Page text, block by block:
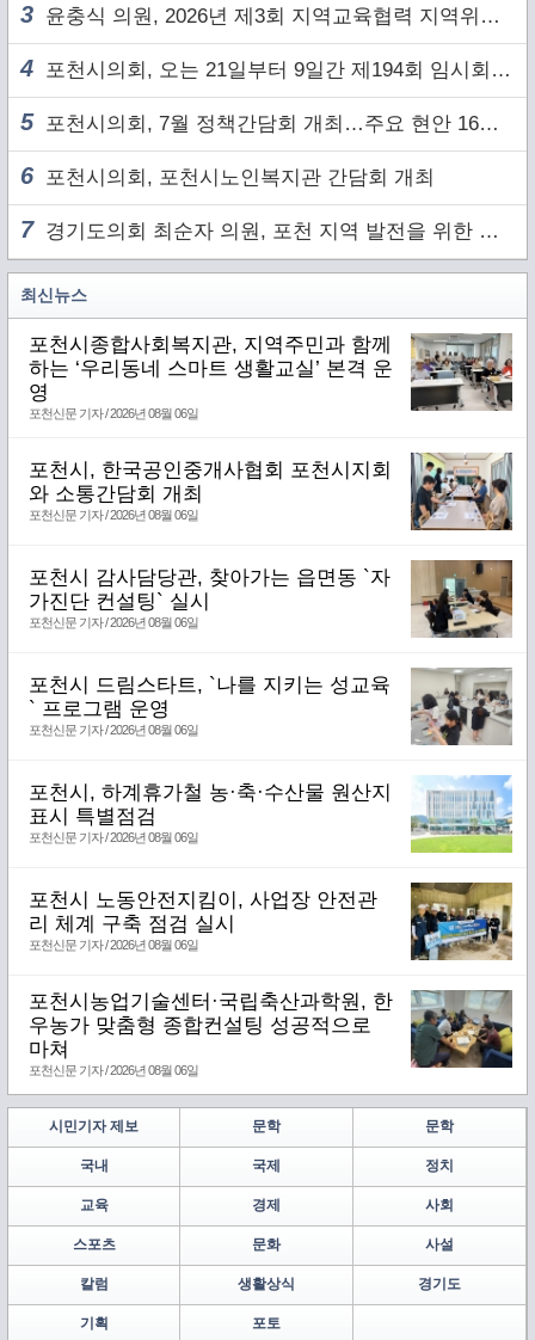
3 윤충식 의원, 2026년 제3회 지역교육협력 지역위원회 주재
4 포천시의회, 오는 21일부터 9일간 제194회 임시회 개회
5 포천시의회, 7월 정책간담회 개최…주요 현안 16건 점검
6 포천시의회, 포천시노인복지관 간담회 개최
7경기도의회 최순자 의원, 포천 지역 발전을 위한 정담회 개최
최신뉴스
포천시종합사회복지관, 지역주민과 함께
하는 ‘우리동네 스마트 생활교실’ 본격 운
영
포천신문 기자 / 2026년 08월 06일
포천시, 한국공인중개사협회 포천시지회
와 소통간담회 개최
포천신문 기자 / 2026년 08월 06일
포천시 감사담당관, 찾아가는 읍면동 `자
가진단 컨설팅` 실시
포천신문 기자 / 2026년 08월 06일
포천시 드림스타트, `나를 지키는 성교육
` 프로그램 운영
포천신문 기자 / 2026년 08월 06일
포천시, 하계휴가철 농·축·수산물 원산지
표시 특별점검
포천신문 기자 / 2026년 08월 06일
포천시 노동안전지킴이, 사업장 안전관
리 체계 구축 점검 실시
포천신문 기자 / 2026년 08월 06일
포천시농업기술센터·국립축산과학원, 한
우농가 맞춤형 종합컨설팅 성공적으로
마쳐
포천신문 기자 / 2026년 08월 06일
시민기자 제보 문학 문학
국내 국제 정치
교육 경제 사회
스포츠 문화 사설
칼럼 생활상식 경기도
기획 포토